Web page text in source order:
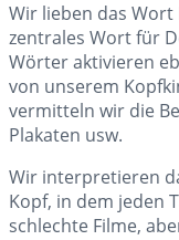
Wir lieben das
zentrales Wort für
Wörter aktivieren
von unserem
vermitteln wir die
Plakaten usw.
Wir interpretieren
Kopf, in dem jeden
schlechte Filme,